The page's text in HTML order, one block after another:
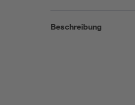
Beschreibung